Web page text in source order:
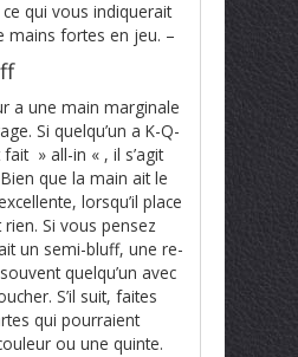
qui vous indiquerait
mains fortes en jeu. –
a une main marginale
Si quelqu’un a K-Q-
» all-in « , il s’agit
que la main ait le
lorsqu’il place
rien. Si vous pensez
un semi-bluff, une re-
quelqu’un avec
S’il suit, faites
qui pourraient
ou une quinte.